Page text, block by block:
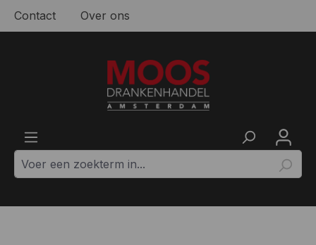
Ga naar de hoofdinhoud
Contact Over ons